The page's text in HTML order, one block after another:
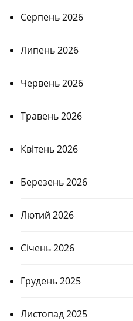
Серпень 2026
Липень 2026
Червень 2026
Травень 2026
Квітень 2026
Березень 2026
Лютий 2026
Січень 2026
Грудень 2025
Листопад 2025